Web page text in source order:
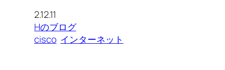
2.12.11
Hのブログ
cisco インターネット